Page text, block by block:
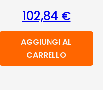
102,84 €
AGGIUNGI AL
CARRELLO